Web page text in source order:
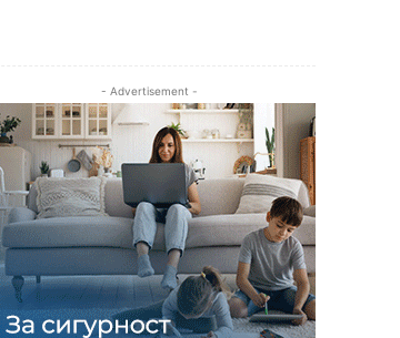
- Advertisement -